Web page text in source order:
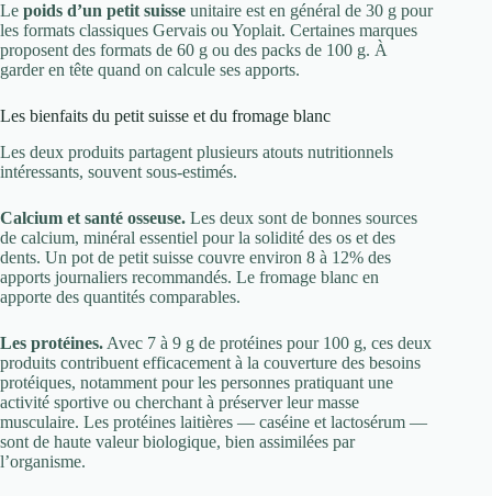
Le poids d’un petit suisse unitaire est en général de 30 g pour
les formats classiques Gervais ou Yoplait. Certaines marques
proposent des formats de 60 g ou des packs de 100 g. À
garder en tête quand on calcule ses apports.
Les bienfaits du petit suisse et du fromage blanc
Les deux produits partagent plusieurs atouts nutritionnels
intéressants, souvent sous-estimés.
Calcium et santé osseuse. Les deux sont de bonnes sources
de calcium, minéral essentiel pour la solidité des os et des
dents. Un pot de petit suisse couvre environ 8 à 12% des
apports journaliers recommandés. Le fromage blanc en
apporte des quantités comparables.
Les protéines. Avec 7 à 9 g de protéines pour 100 g, ces deux
produits contribuent efficacement à la couverture des besoins
protéiques, notamment pour les personnes pratiquant une
activité sportive ou cherchant à préserver leur masse
musculaire. Les protéines laitières — caséine et lactosérum —
sont de haute valeur biologique, bien assimilées par
l’organisme.